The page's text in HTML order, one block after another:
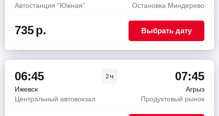
Автостанция "Южная"
Остановка Миндерево
735р. Выбрать дату
06:45 2ч 07:45
Ижевск
Агрыз
Центральный автовокзал
Продуктовый рынок